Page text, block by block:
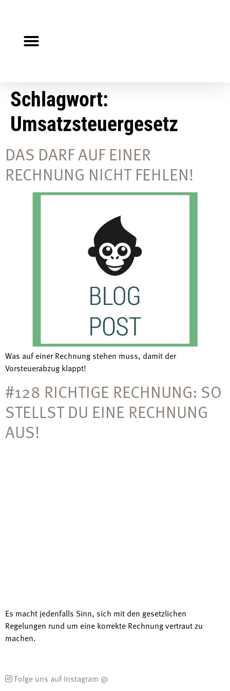
Schlagwort:
Umsatzsteuergesetz
DAS DARF AUF EINER
RECHNUNG NICHT FEHLEN!
Was auf einer Rechnung stehen muss, damit der
Vorsteuerabzug klappt!
#128 RICHTIGE RECHNUNG: SO
STELLST DU EINE RECHNUNG
AUS!
Es macht jedenfalls Sinn, sich mit den gesetzlichen
Regelungen rund um eine korrekte Rechnung vertraut zu
machen.
Folge uns auf Instagram @